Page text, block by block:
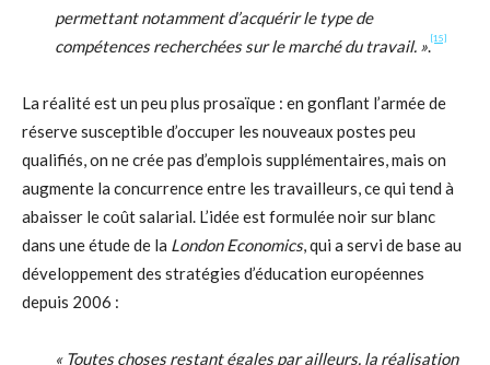
permettant notamment d’acquérir le type de
compétences recherchées sur le marché du travail. ».[15]
La réalité est un peu plus prosaïque : en gonflant l’armée de
réserve susceptible d’occuper les nouveaux postes peu
qualifiés, on ne crée pas d’emplois supplémentaires, mais on
augmente la concurrence entre les travailleurs, ce qui tend à
abaisser le coût salarial. L’idée est formulée noir sur blanc
dans une étude de la London Economics, qui a servi de base au
développement des stratégies d’éducation européennes
depuis 2006 :
« Toutes choses restant égales par ailleurs, la réalisation